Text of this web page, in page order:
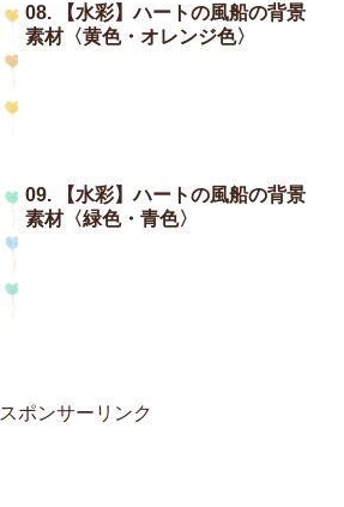
08. 【水彩】ハートの風船の背景
素材〈黄色・オレンジ色〉
09. 【水彩】ハートの風船の背景
素材〈緑色・青色〉
スポンサーリンク